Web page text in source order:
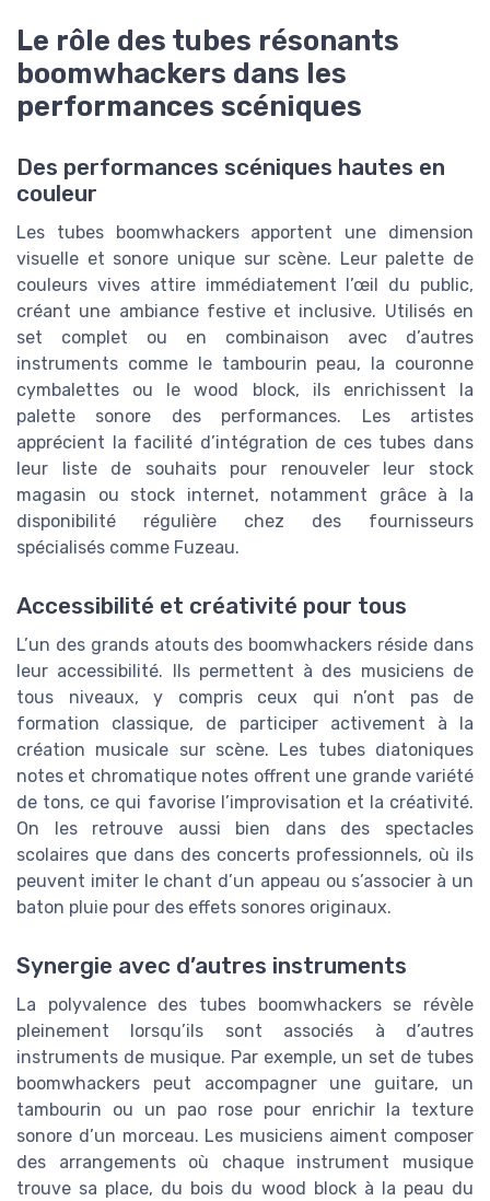
Le rôle des tubes résonants
boomwhackers dans les
performances scéniques
Des performances scéniques hautes en
couleur
Les tubes boomwhackers apportent une dimension
visuelle et sonore unique sur scène. Leur palette de
couleurs vives attire immédiatement l’œil du public,
créant une ambiance festive et inclusive. Utilisés en
set complet ou en combinaison avec d’autres
instruments comme le tambourin peau, la couronne
cymbalettes ou le wood block, ils enrichissent la
palette sonore des performances. Les artistes
apprécient la facilité d’intégration de ces tubes dans
leur liste de souhaits pour renouveler leur stock
magasin ou stock internet, notamment grâce à la
disponibilité régulière chez des fournisseurs
spécialisés comme Fuzeau.
Accessibilité et créativité pour tous
L’un des grands atouts des boomwhackers réside dans
leur accessibilité. Ils permettent à des musiciens de
tous niveaux, y compris ceux qui n’ont pas de
formation classique, de participer activement à la
création musicale sur scène. Les tubes diatoniques
notes et chromatique notes offrent une grande variété
de tons, ce qui favorise l’improvisation et la créativité.
On les retrouve aussi bien dans des spectacles
scolaires que dans des concerts professionnels, où ils
peuvent imiter le chant d’un appeau ou s’associer à un
baton pluie pour des effets sonores originaux.
Synergie avec d’autres instruments
La polyvalence des tubes boomwhackers se révèle
pleinement lorsqu’ils sont associés à d’autres
instruments de musique. Par exemple, un set de tubes
boomwhackers peut accompagner une guitare, un
tambourin ou un pao rose pour enrichir la texture
sonore d’un morceau. Les musiciens aiment composer
des arrangements où chaque instrument musique
trouve sa place, du bois du wood block à la peau du